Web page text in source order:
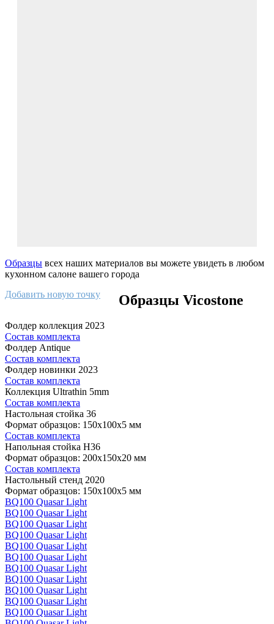
Образцы всех наших материалов вы можете увидеть в любом
кухонном салоне вашего города
Добавить новую точку
Образцы Vicostone
Фолдер коллекция 2023
Состав комплекта
Фолдер Antique
Состав комплекта
Фолдер новинки 2023
Состав комплекта
Коллекция Ultrathin 5mm
Состав комплекта
Настольная стойка 36
Формат образцов: 150x100x5 мм
Состав комплекта
Напольная стойка H36
Формат образцов: 200x150x20 мм
Состав комплекта
Настольный стенд 2020
Формат образцов: 150x100x5 мм
BQ100 Quasar Light
BQ100 Quasar Light
BQ100 Quasar Light
BQ100 Quasar Light
BQ100 Quasar Light
BQ100 Quasar Light
BQ100 Quasar Light
BQ100 Quasar Light
BQ100 Quasar Light
BQ100 Quasar Light
BQ100 Quasar Light